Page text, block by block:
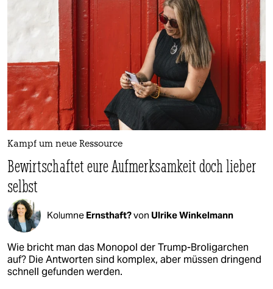
Kampf um neue Ressource
Bewirtschaftet eure Aufmerksamkeit doch lieber
selbst
Kolumne Ernsthaft?von Ulrike Winkelmann
Wie bricht man das Monopol der Trump-Broligarchen
auf? Die Antworten sind komplex, aber müssen dringend
schnell gefunden werden.